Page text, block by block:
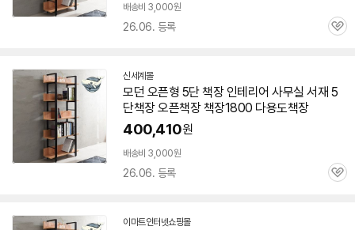
배송비 3,000원
26.06. 등록
관
신세계몰
모던 오픈형 5단책장인테리어 사무실 서재 5
단책장오픈책장 책장1800 다용도책장
400,410원
배송비 3,000원
26.06. 등록
관
이마트인터넷쇼핑몰